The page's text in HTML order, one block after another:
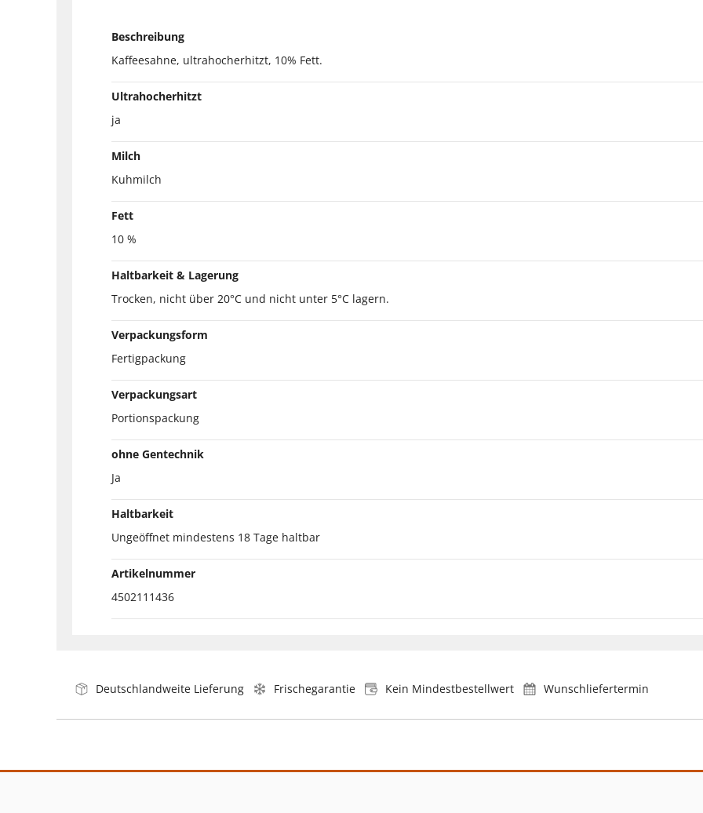
Beschreibung
Kaffeesahne, ultrahocherhitzt, 10% Fett.
Ultrahocherhitzt
ja
Milch
Kuhmilch
Fett
10 %
Haltbarkeit & Lagerung
Trocken, nicht über 20°C und nicht unter 5°C lagern.
Verpackungsform
Fertigpackung
Verpackungsart
Portionspackung
ohne Gentechnik
Ja
Haltbarkeit
Ungeöffnet mindestens 18 Tage haltbar
Artikelnummer
4502111436
Deutschlandweite Lieferung Frischegarantie Kein Mindestbestellwert Wunschliefertermin